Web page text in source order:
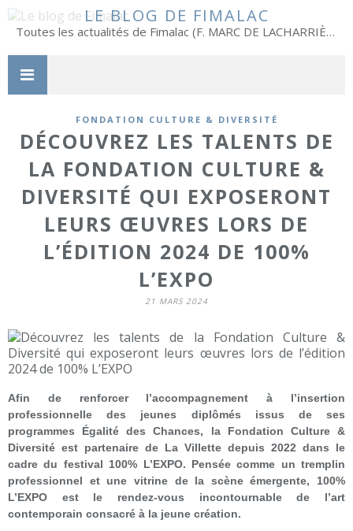
LE BLOG DE FIMALAC
Toutes les actualités de Fimalac (F. MARC DE LACHARRIÈRE)
FONDATION CULTURE & DIVERSITÉ
DÉCOUVREZ LES TALENTS DE
LA FONDATION CULTURE &
DIVERSITÉ QUI EXPOSERONT
LEURS ŒUVRES LORS DE
L’ÉDITION 2024 DE 100%
L’EXPO
21 MARS 2024
Afin de renforcer l’accompagnement à l’insertion
professionnelle des jeunes diplômés issus de ses
programmes Égalité des Chances, la Fondation Culture &
Diversité est partenaire de La Villette depuis 2022 dans le
cadre du festival 100% L’EXPO. Pensée comme un tremplin
professionnel et une vitrine de la scène émergente, 100%
L’EXPO est le rendez-vous incontournable de l’art
contemporain consacré à la jeune création.